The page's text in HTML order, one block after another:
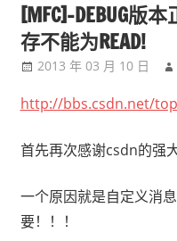
行，
总
记
起
来
的
[MFC]-DEBUG版
存不能为READ!
2013 年 03 月 10 日
http://bbs.csdn.net/
首先再次感谢csdn的强大
一个原因就是自定义消
要！！！